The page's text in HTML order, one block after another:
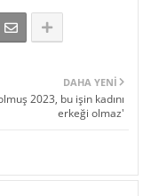
DAHA YENI
2023, bu işin kadını
erkeği olmaz'